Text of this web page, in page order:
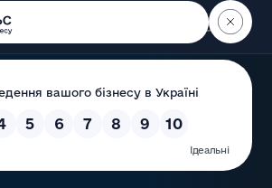
Пошук